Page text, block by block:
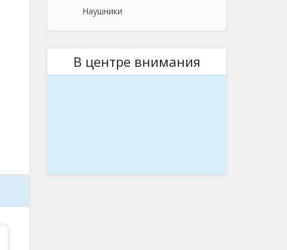
Наушники
В центре внимания